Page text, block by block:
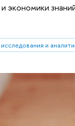
экономики
исследования и